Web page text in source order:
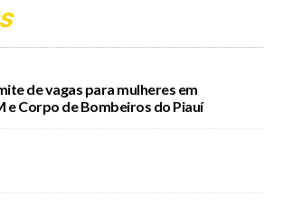
de vagas para mulheres em
e Corpo de Bombeiros do Piauí